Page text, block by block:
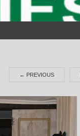
← PREVIOUS